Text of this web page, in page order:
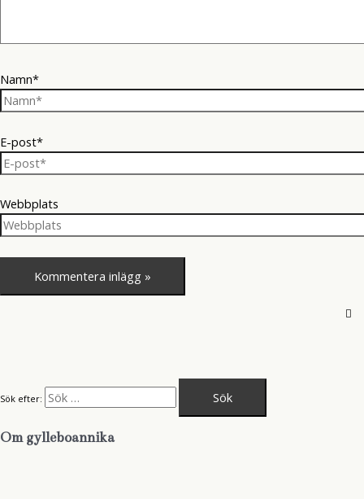
Namn*
E-post*
Webbplats
Sök efter:
Om gylleboannika